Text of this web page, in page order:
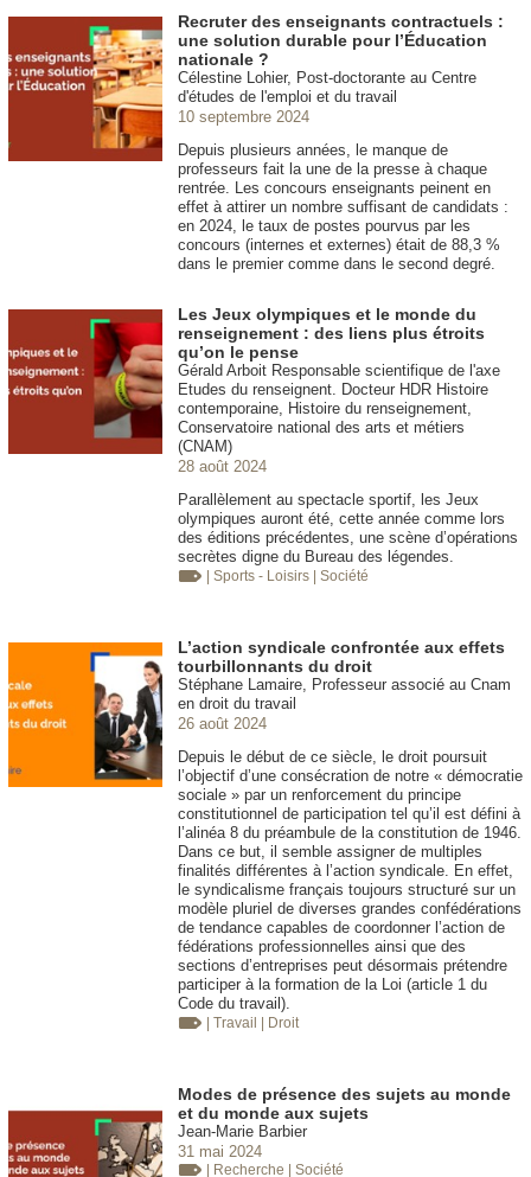
Recruter des enseignants contractuels :
une solution durable pour l’Éducation
nationale ?
Célestine Lohier, Post-doctorante au Centre
d'études de l'emploi et du travail
10 septembre 2024
Depuis plusieurs années, le manque de
professeurs fait la une de la presse à chaque
rentrée. Les concours enseignants peinent en
effet à attirer un nombre suffisant de candidats :
en 2024, le taux de postes pourvus par les
concours (internes et externes) était de 88,3 %
dans le premier comme dans le second degré.
Les Jeux olympiques et le monde du
renseignement : des liens plus étroits
qu’on le pense
Gérald Arboit Responsable scientifique de l'axe
Etudes du renseignent. Docteur HDR Histoire
contemporaine, Histoire du renseignement,
Conservatoire national des arts et métiers
(CNAM)
28 août 2024
Parallèlement au spectacle sportif, les Jeux
olympiques auront été, cette année comme lors
des éditions précédentes, une scène d’opérations
secrètes digne du Bureau des légendes.
| Sports - Loisirs | Société
L’action syndicale confrontée aux effets
tourbillonnants du droit
Stéphane Lamaire, Professeur associé au Cnam
en droit du travail
26 août 2024
Depuis le début de ce siècle, le droit poursuit
l’objectif d’une consécration de notre « démocratie
sociale » par un renforcement du principe
constitutionnel de participation tel qu’il est défini à
l’alinéa 8 du préambule de la constitution de 1946.
Dans ce but, il semble assigner de multiples
finalités différentes à l’action syndicale. En effet,
le syndicalisme français toujours structuré sur un
modèle pluriel de diverses grandes confédérations
de tendance capables de coordonner l’action de
fédérations professionnelles ainsi que des
sections d’entreprises peut désormais prétendre
participer à la formation de la Loi (article 1 du
Code du travail).
| Travail | Droit
Modes de présence des sujets au monde
et du monde aux sujets
Jean-Marie Barbier
31 mai 2024
| Recherche | Société